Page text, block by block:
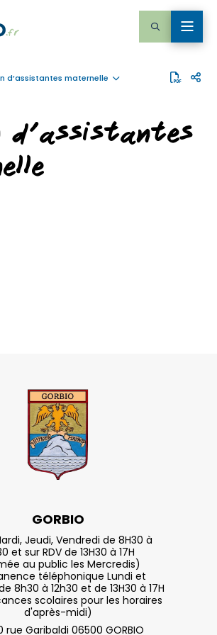
d’assistantes maternelle
d’assistantes
GORBIO
Jeudi, Vendredi de 8H30 à
et sur RDV de 13H30 à 17H
au public les Mercredis)
téléphonique Lundi et
8h30 à 12h30 et de 13H30 à 17H
scolaires pour les horaires
d'après-midi)
rue Garibaldi 06500 GORBIO